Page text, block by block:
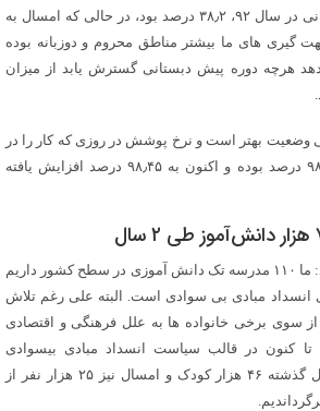
تحصیلی در دوره پیش دبستانی در سال ۹۲، ۳۸٫۲ درصد بود، در حالی که امسال به
گیری های ما بیشتر مناطق محروم و دوزبانه بوده
هرچه دوره پیش دبستانی گسترش یابد از میزان
وضعیت بهتر است و نرخ پوشش در روزی که کار را در
این دولت تحویل گرفتیم ۹۸٫۳ درصد بوده و اکنون به ۹۸٫۴۵ درصد افزایش یافته
وزیر آموزش و پرورش افزود: ما ۱۱۰ مدرسه تک دانش آموزی در سطح کشور داریم
انسداد مبادی بی سوادی است. البته علی رغم تلاش
سوی برخی خانواده ها به علل فرهنگی و اقتصادی
کنون در قالب سیاست انسداد مبادی بیسوادی
اقداماتی را آغاز کردیم. سال گذشته ۴۶ هزار کودک و امسال نیز ۲۵ هزار نفر از